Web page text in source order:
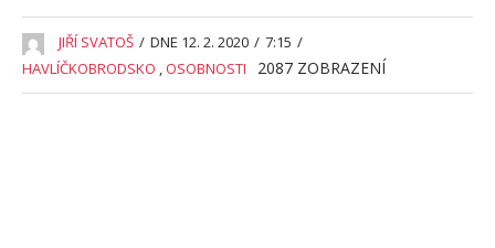
JIŘÍ SVATOŠ / DNE 12. 2. 2020 / 7:15 /
HAVLÍČKOBRODSKO ,OSOBNOSTI 2087 ZOBRAZENÍ